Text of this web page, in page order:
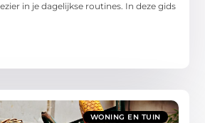
in je dagelijkse routines. In deze gids
WONING EN TUIN